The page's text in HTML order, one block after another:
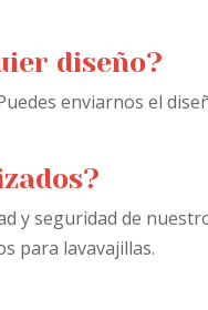
diseño?
enviarnos el
y seguridad de
para lavavajillas.